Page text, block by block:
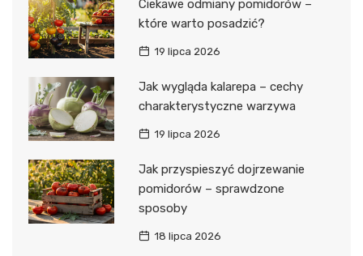
Ciekawe odmiany pomidorów –
które warto posadzić?
19 lipca 2026
Jak wygląda kalarepa – cechy
charakterystyczne warzywa
19 lipca 2026
Jak przyspieszyć dojrzewanie
pomidorów – sprawdzone
sposoby
18 lipca 2026